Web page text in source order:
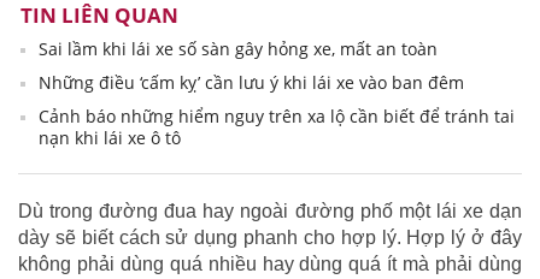
TIN LIÊN QUAN
Sai lầm khi lái xe số sàn gây hỏng xe, mất an toàn
Những điều ‘cấm kỵ’ cần lưu ý khi lái xe vào ban đêm
Cảnh báo những hiểm nguy trên xa lộ cần biết để tránh tai
nạn khi lái xe ô tô
Dù trong đường đua hay ngoài đường phố một lái xe dạn
dày sẽ biết cách sử dụng phanh cho hợp lý. Hợp lý ở đây
không phải dùng quá nhiều hay dùng quá ít mà phải dùng